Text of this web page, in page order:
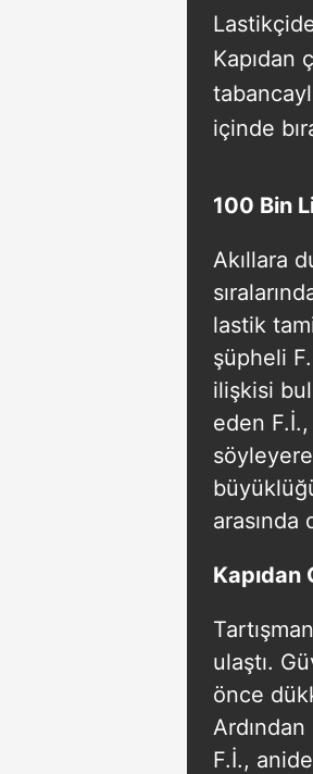
Kapıdan
içinde
100 Bin
Akıllara
lastik
şüpheli
ilişkisi
eden
arasında
Kapıdan
ulaştı.
önce
F.İ.,